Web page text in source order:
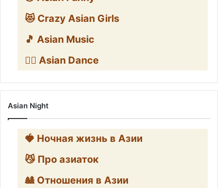
😻 Crazy Asian Girls
🎵 Asian Music
👯‍♀️ Asian Dance
Asian Night
🍓 Ночная жизнь в Азии
😼 Про азиаток
🎎 Отношения в Азии